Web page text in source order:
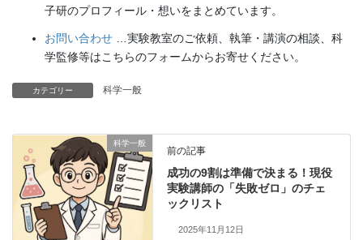
子研のプロフィール・想いをまとめています。
お問い合わせ …実験教室のご依頼、執筆・講演の相談、科
学監修等はこちらのフォームからお寄せください。
カテゴリー 科学一般
科学一般
前の記事
成功の9割は準備で決まる！現役
実験講師の「失敗ゼロ」のチェ
ックリスト
2025年11月12日